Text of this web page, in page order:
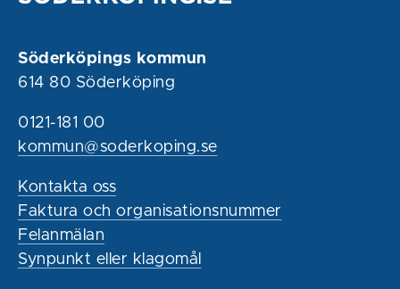
Söderköpings kommun
614 80 Söderköping
0121-181 00
kommun@soderkoping.se
Kontakta oss
Faktura och organisationsnummer
Felanmälan
Synpunkt eller klagomål